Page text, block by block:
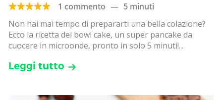
1 commento — 5 minuti
Non hai mai tempo di prepararti una bella colazione?
Ecco la ricetta del bowl cake, un super pancake da
cuocere in microonde, pronto in solo 5 minuti!...
Leggi tutto